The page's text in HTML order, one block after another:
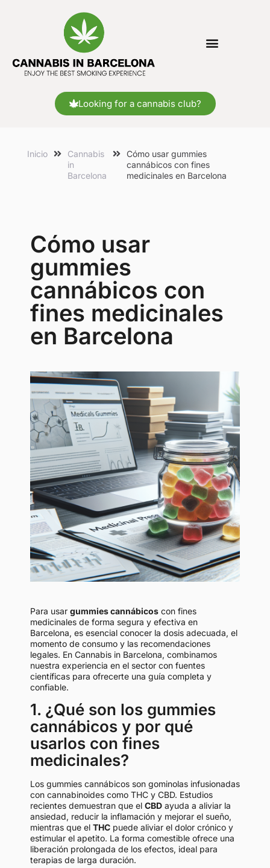
Looking for a cannabis club?
Inicio
Cannabis
in
Barcelona
Cómo usar gummies
cannábicos con fines
medicinales en Barcelona
Cómo usar
gummies
cannábicos con
fines medicinales
en Barcelona
Para usar gummies cannábicos con fines
medicinales de forma segura y efectiva en
Barcelona, es esencial conocer la dosis adecuada, el
momento de consumo y las recomendaciones
legales. En Cannabis in Barcelona, combinamos
nuestra experiencia en el sector con fuentes
científicas para ofrecerte una guía completa y
confiable.
1. ¿Qué son los gummies
cannábicos y por qué
usarlos con fines
medicinales?
Los gummies cannábicos son gominolas infusionadas
con cannabinoides como THC y CBD. Estudios
recientes demuestran que el CBD ayuda a aliviar la
ansiedad, reducir la inflamación y mejorar el sueño,
mientras que el THC puede aliviar el dolor crónico y
estimular el apetito. La forma comestible ofrece una
liberación prolongada de los efectos, ideal para
terapias de larga duración.